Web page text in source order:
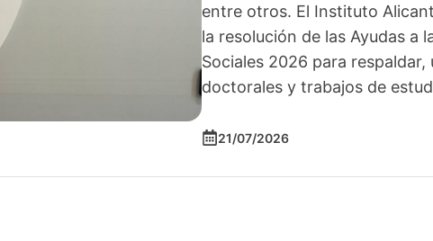
entre otros. El Instituto
la resolución de las Ayudas a
Sociales 2026 para
doctorales y trabajos de
21/07/2026